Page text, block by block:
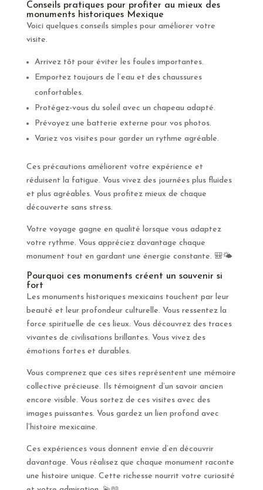
Conseils pratiques pour profiter au mieux des
monuments historiques Mexique
Voici quelques conseils simples pour améliorer votre
visite.
Arrivez tôt pour éviter les foules importantes.
Emportez toujours de l’eau et des chaussures
confortables.
Protégez-vous du soleil avec un chapeau adapté.
Prévoyez une batterie externe pour vos photos.
Variez vos visites pour garder un rythme agréable.
Ces précautions améliorent votre expérience et
réduisent la fatigue. Vous vivez des journées plus fluides
et plus agréables. Vous profitez mieux de chaque
découverte sans stress.
Votre voyage gagne en qualité lorsque vous adaptez
votre rythme. Vous appréciez davantage chaque
monument tout en gardant une énergie constante. 🎒🌤️
Pourquoi ces monuments créent un souvenir si
fort
Les monuments historiques mexicains touchent par leur
beauté et leur profondeur culturelle. Vous ressentez la
force spirituelle de ces lieux. Vous découvrez des traces
vivantes de civilisations brillantes. Vous vivez des
émotions fortes et durables.
Vous comprenez que ces sites représentent une mémoire
collective précieuse. Ils témoignent d’un savoir ancien
encore visible. Vous sortez de ces visites avec des
images puissantes. Vous gardez un lien profond avec
l’histoire mexicaine.
Ces expériences vous donnent envie d’en découvrir
davantage. Vous réalisez que chaque monument raconte
une histoire unique. Cette richesse nourrit votre curiosité